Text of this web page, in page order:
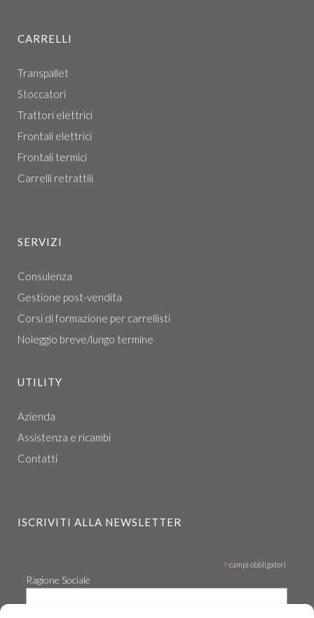
CARRELLI
Transpallet
Stoccatori
Trattori elettrici
Frontali elettrici
Frontali termici
Carrelli retrattili
SERVIZI
Consulenza
Gestione post-vendita
Corsi di formazione per carrellisti
Noleggio breve/lungo termine
UTILITY
Azienda
Assistenza e ricambi
Contatti
ISCRIVITI ALLA NEWSLETTER
* campi obbligatori
Ragione Sociale